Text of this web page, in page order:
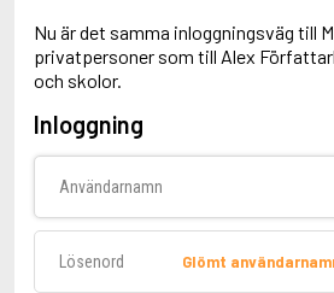
Nu är det samma inloggningsväg till
privatpersoner som till Alex
och skolor.
Inloggning
Glömt